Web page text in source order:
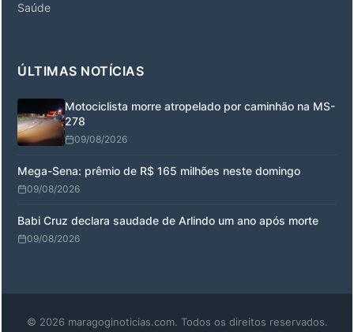
Saúde
ÚLTIMAS NOTÍCIAS
Motociclista morre atropelado por caminhão na MS-
278
09/08/2026
Mega-Sena: prêmio de R$ 165 milhões neste domingo
09/08/2026
Babi Cruz declara saudade de Arlindo um ano após morte
09/08/2026
© 2026 maragoginoticias.com. Todos os direitos reservados.